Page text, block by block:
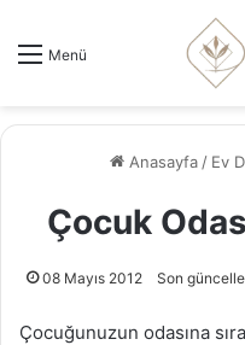
Menü
Anasayfa / Ev
Çocuk
08 Mayıs 2012 Son
Çocuğunuzun odasına